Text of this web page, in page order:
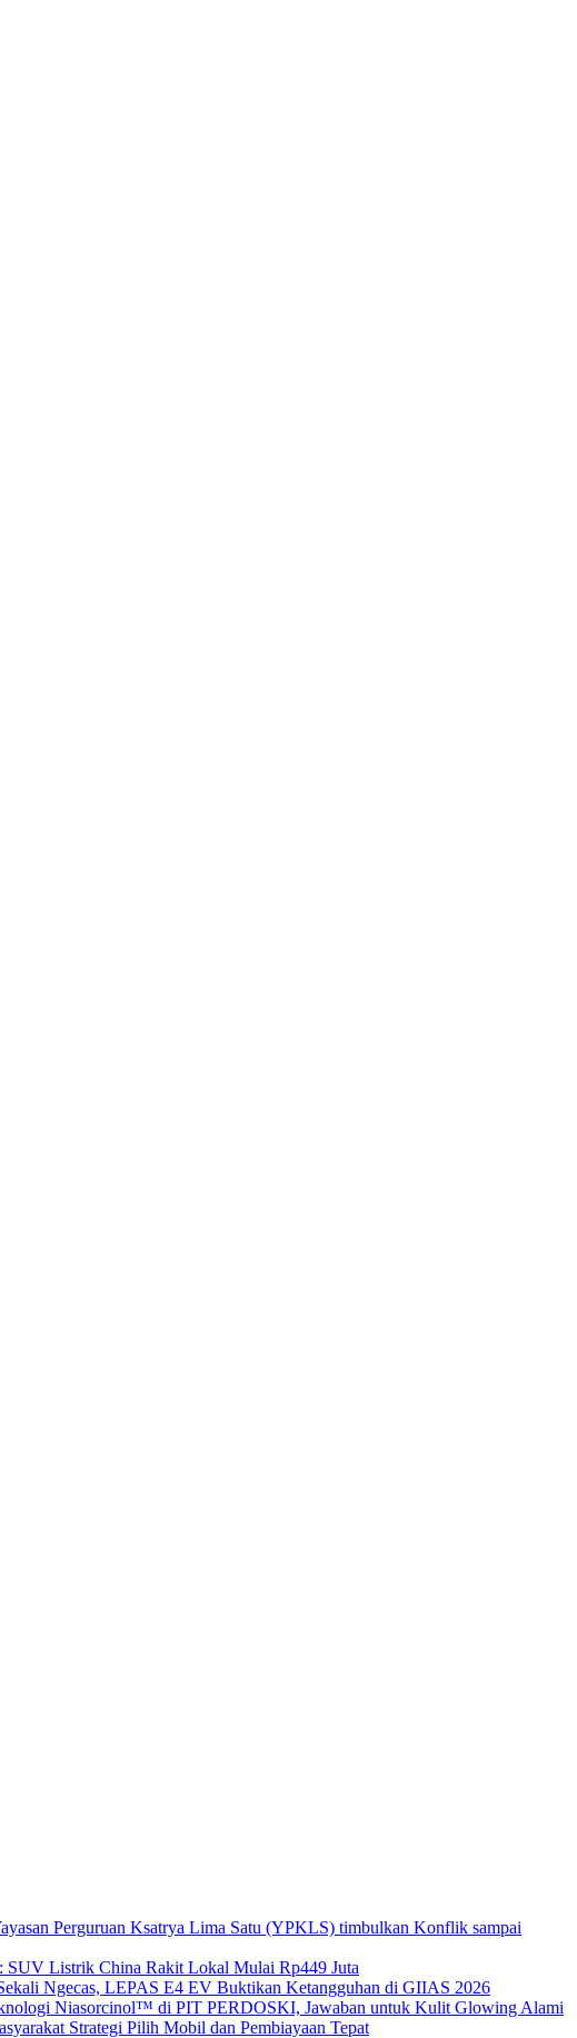
Perguruan Ksatrya Lima Satu (YPKLS) timbulkan Konflik sampai
SUV Listrik China Rakit Lokal Mulai Rp449 Juta
Ngecas, LEPAS E4 EV Buktikan Ketangguhan di GIIAS 2026
Niasorcinol™ di PIT PERDOSKI, Jawaban untuk Kulit Glowing Alami
Strategi Pilih Mobil dan Pembiayaan Tepat